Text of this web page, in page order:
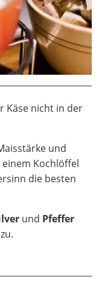
Käse nicht in der
und
Kochlöffel
die besten
und Pfeffer